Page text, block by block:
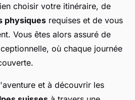
choisir votre itinéraire, de
physiques requises et de vous
Vous êtes alors assuré de
où chaque journée
et à découvrir les